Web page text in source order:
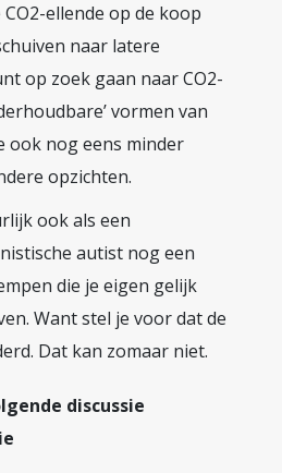
ellende op de koop
naar latere
op zoek gaan naar CO2-
vormen van
ook nog eens minder
opzichten.
ook als een
autist nog een
die je eigen gelijk
Want stel je voor dat de
Dat kan zomaar niet.
discussie